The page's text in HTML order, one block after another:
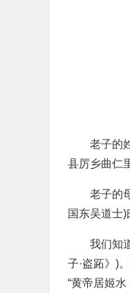
老子的
县厉乡曲仁
老子的
国东吴道士)
我们知
子·盗跖》)
“黄帝居姬水